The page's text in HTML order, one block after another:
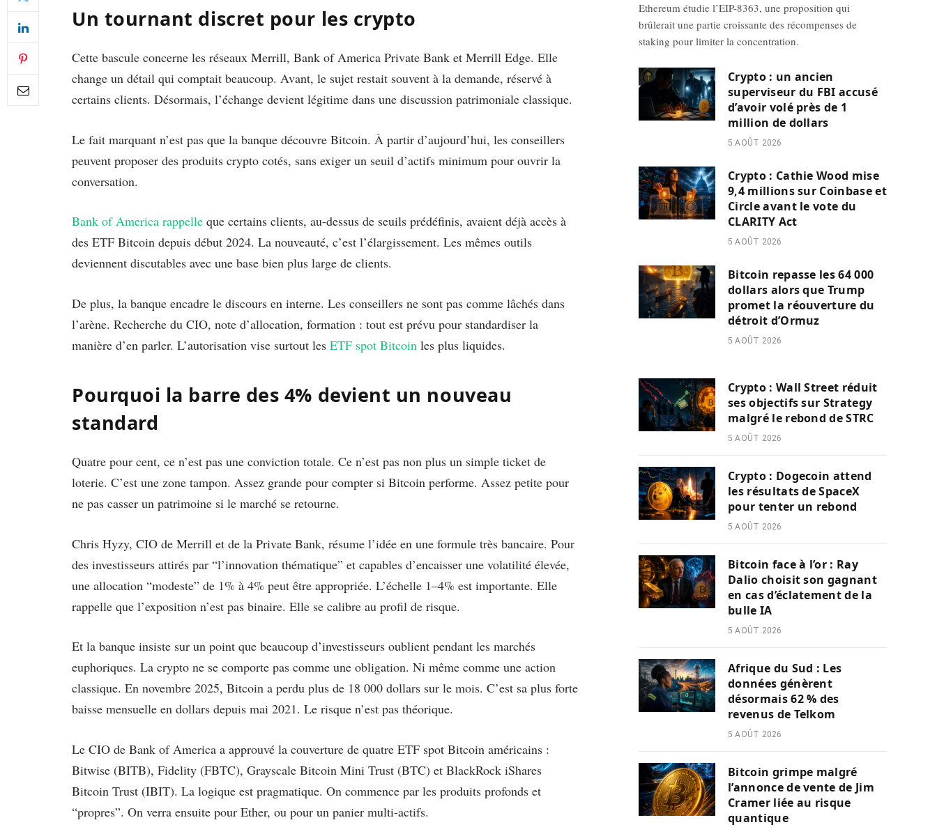
Un tournant discret pour les crypto
Cette bascule concerne les réseaux Merrill, Bank of America Private Bank et Merrill Edge. Elle
change un détail qui comptait beaucoup. Avant, le sujet restait souvent à la demande, réservé à
certains clients. Désormais, l’échange devient légitime dans une discussion patrimoniale classique.
Le fait marquant n’est pas que la banque découvre Bitcoin. À partir d’aujourd’hui, les conseillers
peuvent proposer des produits crypto cotés, sans exiger un seuil d’actifs minimum pour ouvrir la
conversation.
Bank of America rappelle que certains clients, au-dessus de seuils prédéfinis, avaient déjà accès à
des ETF Bitcoin depuis début 2024. La nouveauté, c’est l’élargissement. Les mêmes outils
deviennent discutables avec une base bien plus large de clients.
De plus, la banque encadre le discours en interne. Les conseillers ne sont pas comme lâchés dans
l’arène. Recherche du CIO, note d’allocation, formation : tout est prévu pour standardiser la
manière d’en parler. L’autorisation vise surtout les ETF spot Bitcoin les plus liquides.
Pourquoi la barre des 4% devient un nouveau
standard
Quatre pour cent, ce n’est pas une conviction totale. Ce n’est pas non plus un simple ticket de
loterie. C’est une zone tampon. Assez grande pour compter si Bitcoin performe. Assez petite pour
ne pas casser un patrimoine si le marché se retourne.
Chris Hyzy, CIO de Merrill et de la Private Bank, résume l’idée en une formule très bancaire. Pour
des investisseurs attirés par “l’innovation thématique” et capables d’encaisser une volatilité élevée,
une allocation “modeste” de 1% à 4% peut être appropriée. L’échelle 1–4% est importante. Elle
rappelle que l’exposition n’est pas binaire. Elle se calibre au profil de risque.
Et la banque insiste sur un point que beaucoup d’investisseurs oublient pendant les marchés
euphoriques. La crypto ne se comporte pas comme une obligation. Ni même comme une action
classique. En novembre 2025, Bitcoin a perdu plus de 18 000 dollars sur le mois. C’est sa plus forte
baisse mensuelle en dollars depuis mai 2021. Le risque n’est pas théorique.
Le CIO de Bank of America a approuvé la couverture de quatre ETF spot Bitcoin américains :
Bitwise (BITB), Fidelity (FBTC), Grayscale Bitcoin Mini Trust (BTC) et BlackRock iShares
Bitcoin Trust (IBIT). La logique est pragmatique. On commence par les produits profonds et
“propres”. On verra ensuite pour Ether, ou pour un panier multi-actifs.
Ethereum étudie l’EIP-8363, une proposition qui
brûlerait une partie croissante des récompenses de
staking pour limiter la concentration.
Crypto : un ancien
superviseur du FBI accusé
d’avoir volé près de 1
million de dollars
5 AOÛT 2026
Crypto : Cathie Wood mise
9,4 millions sur Coinbase et
Circle avant le vote du
CLARITY Act
5 AOÛT 2026
Bitcoin repasse les 64 000
dollars alors que Trump
promet la réouverture du
détroit d’Ormuz
5 AOÛT 2026
Crypto : Wall Street réduit
ses objectifs sur Strategy
malgré le rebond de STRC
5 AOÛT 2026
Crypto : Dogecoin attend
les résultats de SpaceX
pour tenter un rebond
5 AOÛT 2026
Bitcoin face à l’or : Ray
Dalio choisit son gagnant
en cas d’éclatement de la
bulle IA
5 AOÛT 2026
Afrique du Sud : Les
données génèrent
désormais 62 % des
revenus de Telkom
5 AOÛT 2026
Bitcoin grimpe malgré
l’annonce de vente de Jim
Cramer liée au risque
quantique